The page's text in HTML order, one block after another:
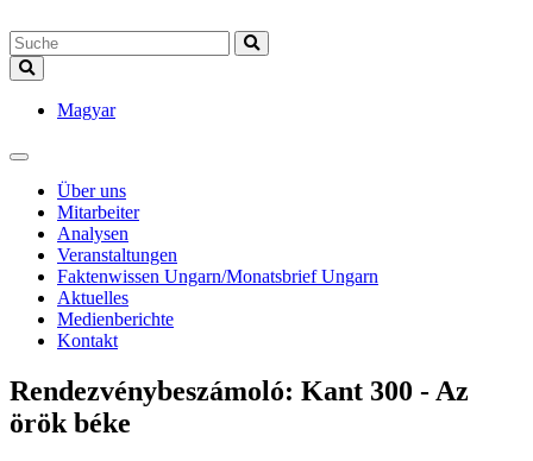
Magyar
Über uns
Mitarbeiter
Analysen
Veranstaltungen
Faktenwissen Ungarn/Monatsbrief Ungarn
Aktuelles
Medienberichte
Kontakt
Rendezvénybeszámoló: Kant 300 - Az
örök béke